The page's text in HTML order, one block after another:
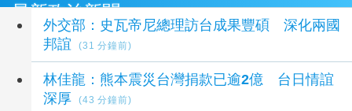
最新政治新聞
外交部：史瓦帝尼總理訪台成果豐碩 深化兩國
邦誼
(31 分鐘前)
林佳龍：熊本震災台灣捐款已逾2億 台日情誼
深厚
(43 分鐘前)